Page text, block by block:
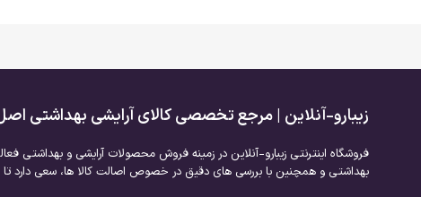
زیبارو-آنلاین | مرجع تخصصی کالای آرایشی بهداشتی
فروشگاه اینترنتی زیبارو-آنلاین در زمینه فروش محصولات آرایشی و بهداشتی
بهداشتی و همچنین با بررسی های دقیق در خصوص اصالت کالا ها، سعی دارد